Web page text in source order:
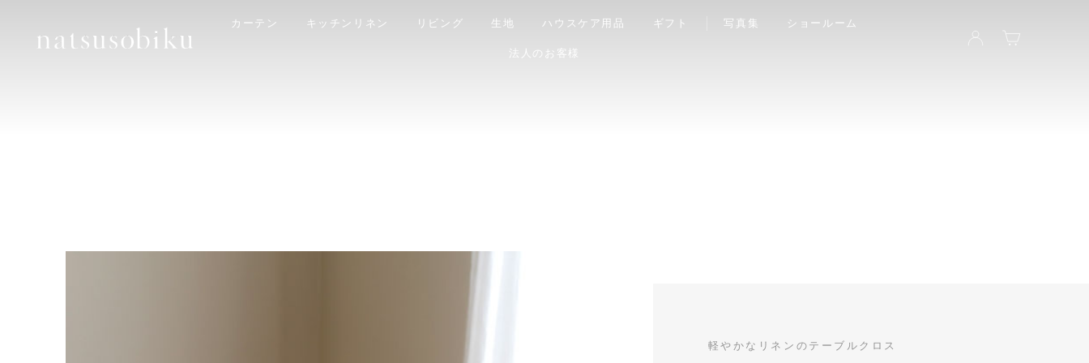
natsusobiku
カーテン キッチンリネン リビング 生地 ハウスケア用品 ギフト 写真集 ショールーム
法人のお客様
軽やかなリネンのテーブルクロス